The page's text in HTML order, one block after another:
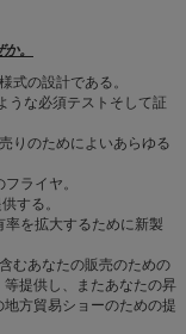
。
式の設計である。
うな必須テストそして証
りのためによいあらゆる
ライヤ。
する。
を拡大するために新製
むあなたの販売のための
提供し、またあなたの昇
方貿易ショーのための提